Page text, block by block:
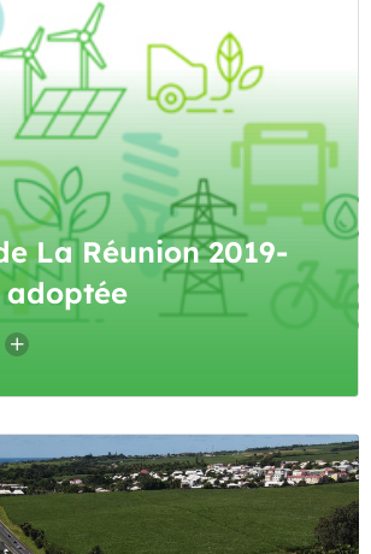
La Réunion 2019-
adoptée